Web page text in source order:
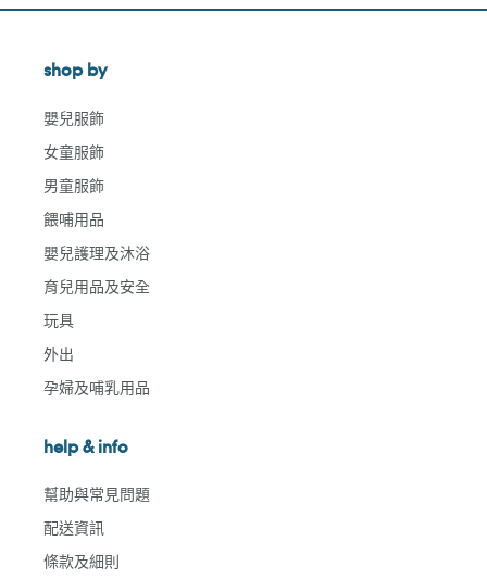
shop by
嬰兒服飾
女童服飾
男童服飾
餵哺用品
嬰兒護理及沐浴
育兒用品及安全
玩具
外出
孕婦及哺乳用品
help & info
幫助與常見問題
配送資訊
條款及細則